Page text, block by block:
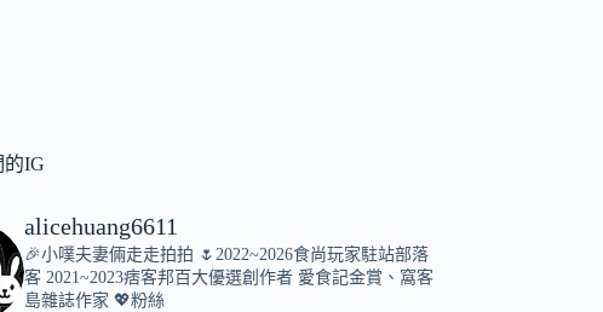
的IG
alicehuang6611
🎉小噗夫妻倆走走拍拍 🌷2022~2026食尚玩家駐站部落
客 2021~2023痞客邦百大優選創作者 愛食記金賞、窩客
島雜誌作家 💖粉絲